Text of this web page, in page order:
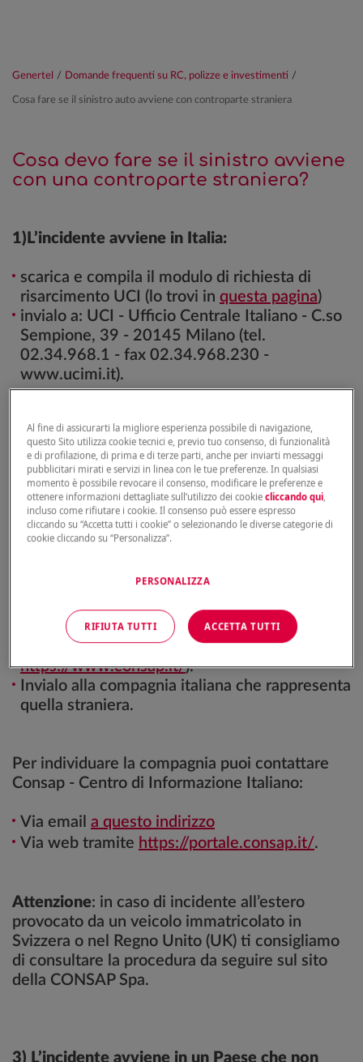
Genertel / Domande frequenti su RC, polizze e investimenti /
Cosa fare se il sinistro auto avviene con controparte straniera
Cosa devo fare se il sinistro avviene
con una controparte straniera?
1)L’incidente avviene in Italia:
scarica e compila il modulo di richiesta di
risarcimento UCI (lo trovi in questa pagina)
invialo a: UCI - Ufficio Centrale Italiano - C.so
Sempione, 39 - 20145 Milano (tel.
02.34.968.1 - fax 02.34.968.230 -
www.ucimi.it).
L’UCI comunicherà il nominativo della società
incaricata di pagare il danno.
2)L’incidente avviene all’estero ed è
Economico Europeo:
Scarica il modulo di richiesta di risarcimento
(che puoi trovarea questa paginao su
https://www.consap.it/).
Invialo alla compagnia italiana che rappresenta
quella straniera.
Per individuare la compagnia puoi contattare
Consap - Centro di Informazione Italiano:
Via email a questo indirizzo
Via web tramite https://portale.consap.it/.
Attenzione: in caso di incidente all’estero
provocato da un veicolo immatricolato in
Svizzera o nel Regno Unito (UK) ti consigliamo
di consultare la procedura da seguire sul sito
della CONSAP Spa.
3) L’incidente avviene in un Paese che non
Al fine di assicurarti la migliore esperienza possibile di navigazione,
questo Sito utilizza cookie tecnici e, previo tuo consenso, di funzionalità
e di profilazione, di prima e di terze parti, anche per inviarti messaggi
pubblicitari mirati e servizi in linea con le tue preferenze. In qualsiasi
momento è possibile revocare il consenso, modificare le preferenze e
ottenere informazioni dettagliate sull’utilizzo dei cookiecliccando qui,
incluso come rifiutare i cookie. Il consenso può essere espresso
cliccando su “Accetta tutti i cookie” o selezionando le diverse categorie di
cookie cliccando su “Personalizza”.
PERSONALIZZA
RIFIUTA TUTTI ACCETTA TUTTI